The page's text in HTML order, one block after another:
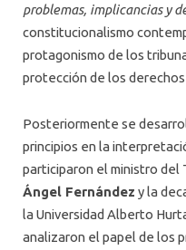
problemas, implicancias y
constitucionalismo
protagonismo de los
protección de los
Posteriormente se
principios en la
participaron el ministro del
Ángel Fernández y la
la Universidad Alberto
analizaron el papel de los